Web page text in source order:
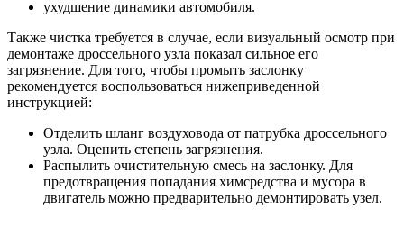
ухудшение динамики автомобиля.
Также чистка требуется в случае, если визуальный осмотр при
демонтаже дроссельного узла показал сильное его
загрязнение. Для того, чтобы промыть заслонку
рекомендуется воспользоваться нижеприведенной
инструкцией:
Отделить шланг воздуховода от патрубка дроссельного
узла. Оценить степень загрязнения.
Распылить очистительную смесь на заслонку. Для
предотвращения попадания химсредства и мусора в
двигатель можно предварительно демонтировать узел.